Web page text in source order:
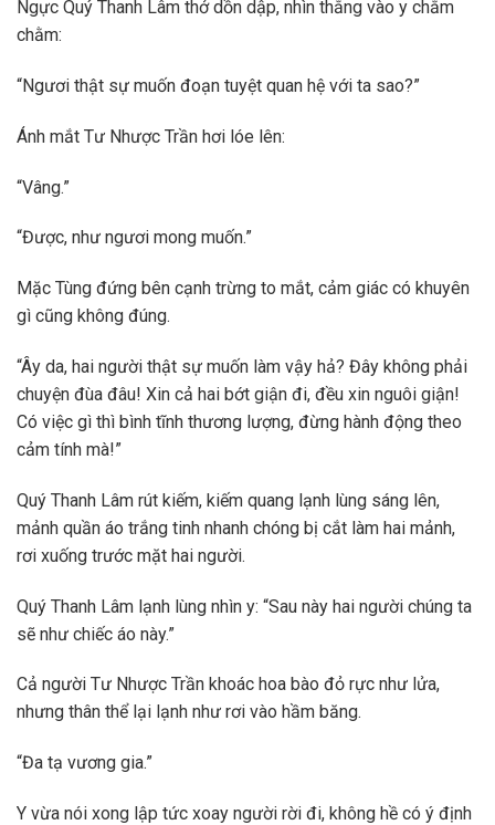
Ngực Quý Thanh Lâm thở dồn dập, nhìn thẳng vào y chằm
chằm:
“Ngươi thật sự muốn đoạn tuyệt quan hệ với ta sao?”
Ánh mắt Tư Nhược Trần hơi lóe lên:
“Vâng.”
“Được, như ngươi mong muốn.”
Mặc Tùng đứng bên cạnh trừng to mắt, cảm giác có khuyên
gì cũng không đúng.
“Ây da, hai người thật sự muốn làm vậy hả? Đây không phải
chuyện đùa đâu! Xin cả hai bớt giận đi, đều xin nguôi giận!
Có việc gì thì bình tĩnh thương lượng, đừng hành động theo
cảm tính mà!”
Quý Thanh Lâm rút kiếm, kiếm quang lạnh lùng sáng lên,
mảnh quần áo trắng tinh nhanh chóng bị cắt làm hai mảnh,
rơi xuống trước mặt hai người.
Quý Thanh Lâm lạnh lùng nhìn y: “Sau này hai người chúng ta
sẽ như chiếc áo này.”
Cả người Tư Nhược Trần khoác hoa bào đỏ rực như lửa,
nhưng thân thể lại lạnh như rơi vào hầm băng.
“Đa tạ vương gia.”
Y vừa nói xong lập tức xoay người rời đi, không hề có ý định